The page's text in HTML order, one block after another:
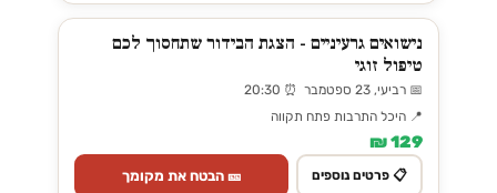
נישואים גרעיניים - הצגת הבידור שתחסוך לכם
טיפול זוגי
📅 רביעי, 23 ספטמבר ⏰ 20:30
📍 היכל התרבות פתח תקווה
129 ₪
📋 פרטים נוספים 🎫 הבטח את מקומך